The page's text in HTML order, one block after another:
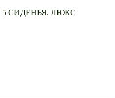
5 СИДЕНЬЯ. ЛЮКС